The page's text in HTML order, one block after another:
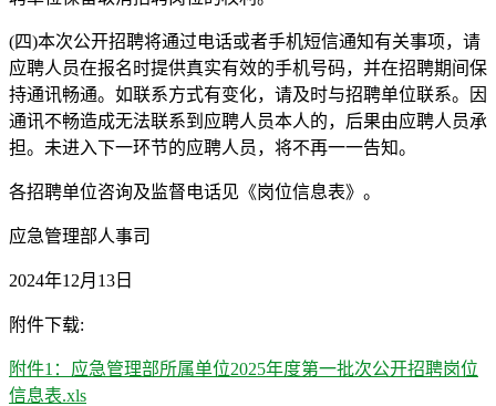
(四)本次公开招聘将通过电话或者手机短信通知有关事项，请
应聘人员在报名时提供真实有效的手机号码，并在招聘期间保
持通讯畅通。如联系方式有变化，请及时与招聘单位联系。因
通讯不畅造成无法联系到应聘人员本人的，后果由应聘人员承
担。未进入下一环节的应聘人员，将不再一一告知。
各招聘单位咨询及监督电话见《岗位信息表》。
应急管理部人事司
2024年12月13日
附件下载:
附件1：应急管理部所属单位2025年度第一批次公开招聘岗位
信息表.xls